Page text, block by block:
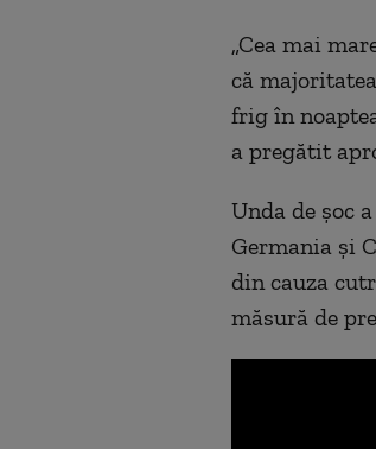
„Cea mai
că
frig în
a pregătit
Unda de șoc
Germania și
din cauza
măsură de